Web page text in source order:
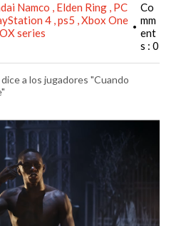
Namco Elden Ring PC
4 ps5 Xbox One
series
•
Co
mm
ent
s : 0
a los jugadores "Cuando